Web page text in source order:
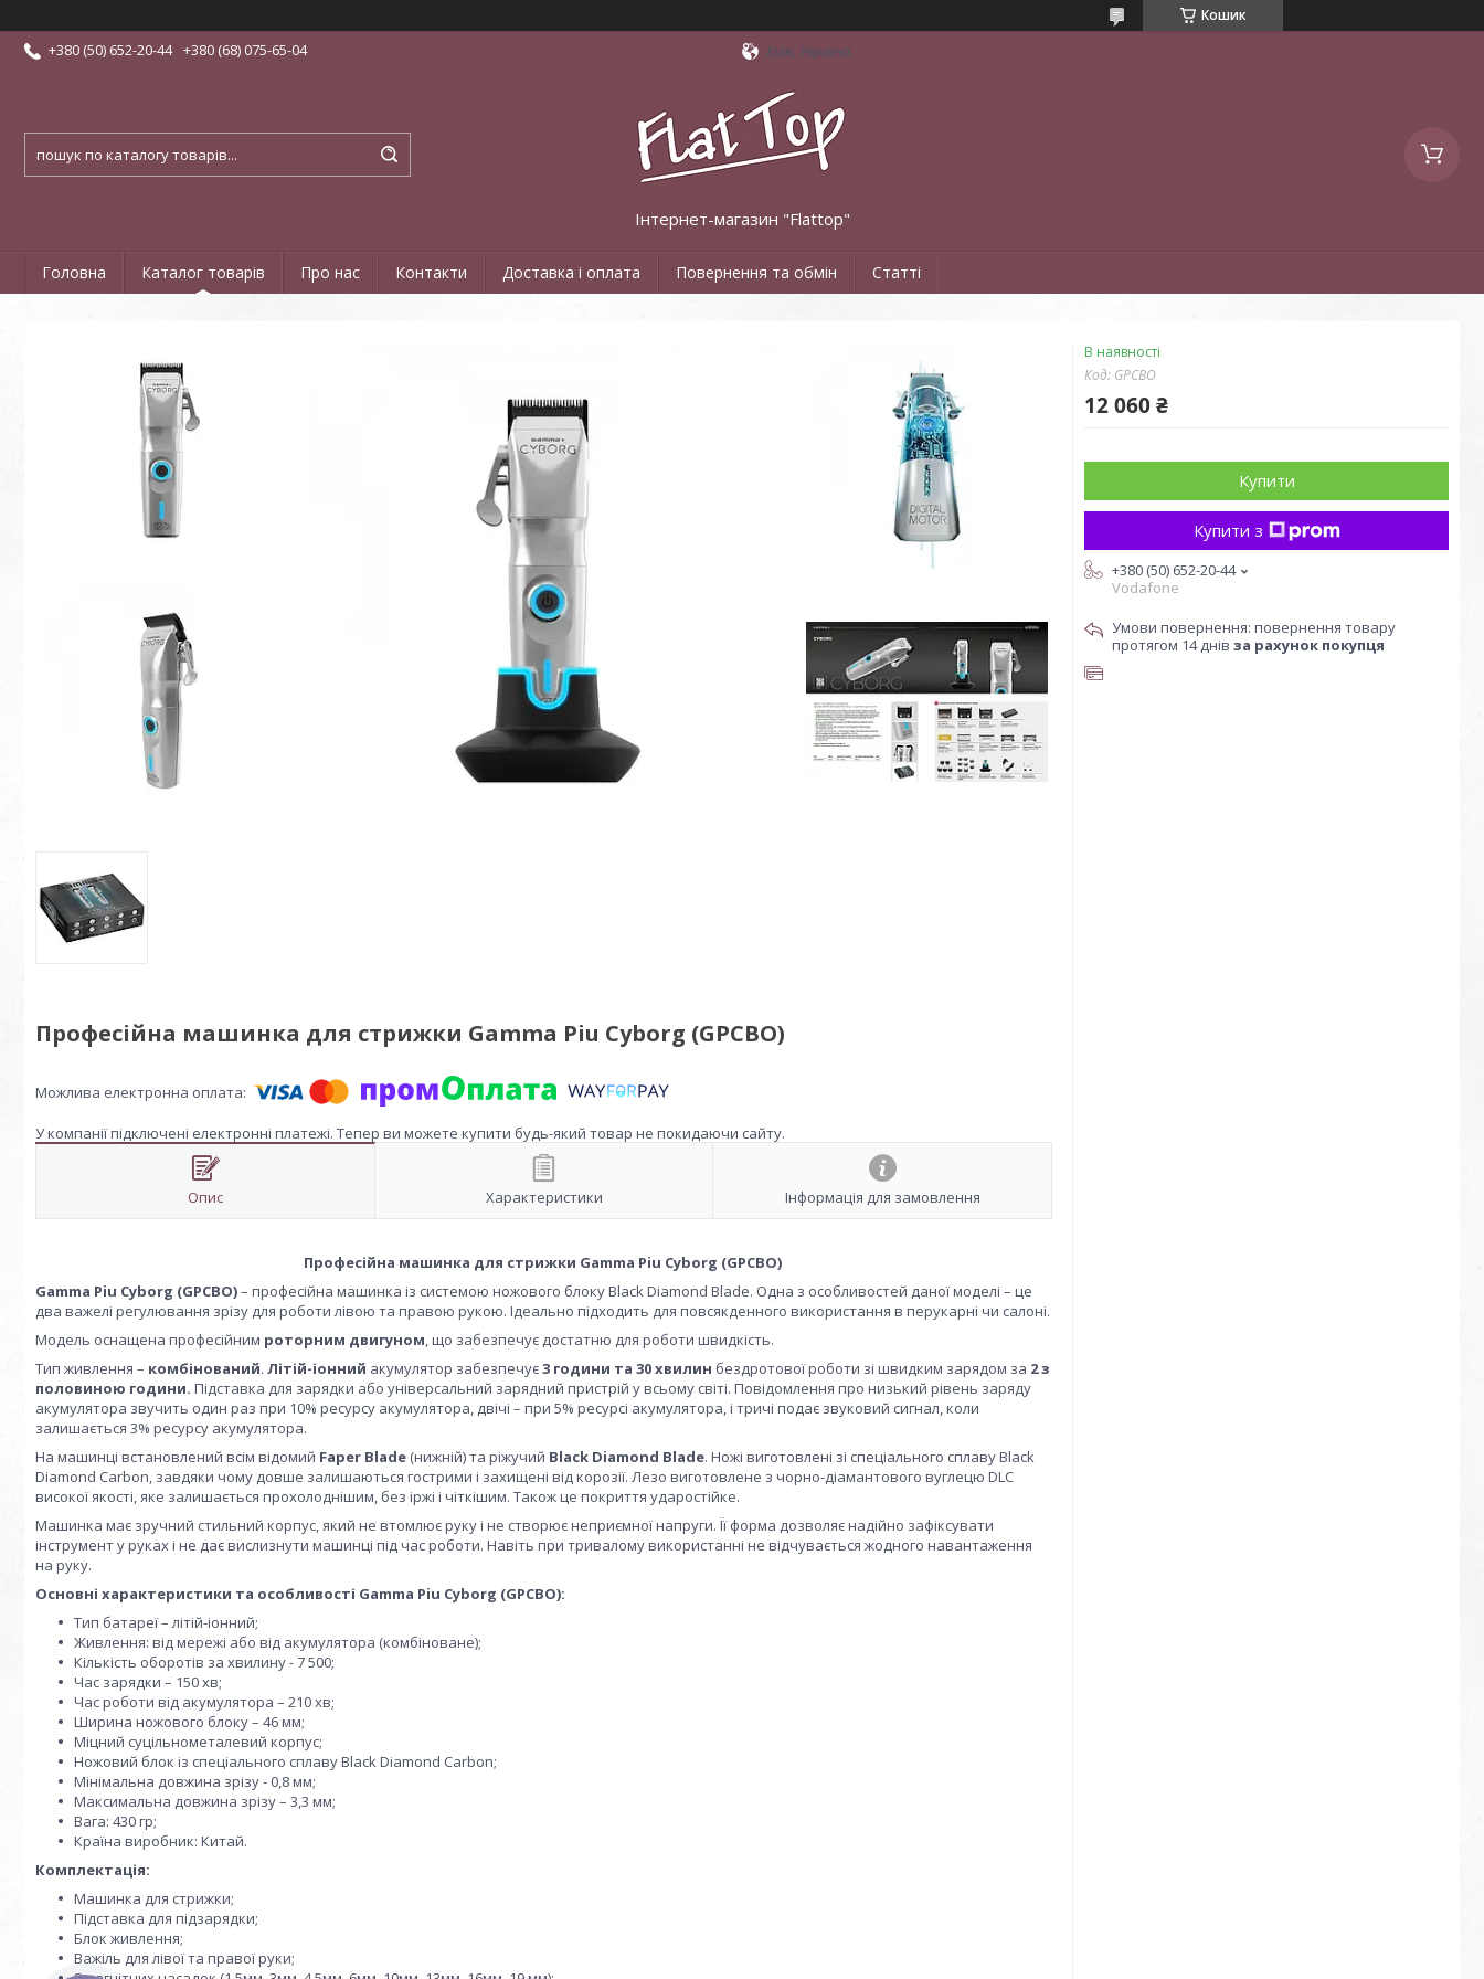
Кошик
+380 (50) 652-20-44 +380 (68) 075-65-04 Київ, Україна
Інтернет-магазин "Flattop"
Головна Каталог товарів Про нас Контакти Доставка і оплата Повернення та обмін Статті
Професійна машинка для стрижки Gamma Piu Cyborg (GPCBO)
У компанії підключені електронні платежі. Тепер ви можете купити будь-який товар не покидаючи сайту.
Опис Характеристики Інформація для замовлення
Професійна машинка для стрижки Gamma Piu Cyborg (GPCBO)
Gamma Piu Cyborg (GPCBO)– професійна машинка із системою ножового блоку Black Diamond Blade. Одна з особливостей даної моделі – це
два важелі регулювання зрізу для роботи лівою та правою рукою. Ідеально підходить для повсякденного використання в перукарні чи салоні.
Модель оснащена професійним роторним двигуном, що забезпечує достатню для роботи швидкість.
Тип живлення – комбінований. Літій-іонний акумулятор забезпечує3 години та 30 хвилин бездротової роботи зі швидким зарядом за 2 з
половиною години. Підставка для зарядки або універсальний зарядний пристрій у всьому світі. Повідомлення про низький рівень заряду
акумулятора звучить один раз при 10% ресурсу акумулятора, двічі – при 5% ресурсі акумулятора, і тричі подає звуковий сигнал, коли
залишається 3% ресурсу акумулятора.
На машинці встановлений всім відомий Faper Blade (нижній) та ріжучий Black Diamond Blade. Ножі виготовлені зі спеціального сплаву Black
Diamond Carbon, завдяки чому довше залишаються гострими і захищені від корозії. Лезо виготовлене з чорно-діамантового вуглецю DLC
високої якості, яке залишається прохолоднішим, без іржі і чіткішим. Також це покриття ударостійке.
Машинка має зручний стильний корпус, який не втомлює руку і не створює неприємної напруги. Її форма дозволяє надійно зафіксувати
інструмент у руках і не дає вислизнути машинці під час роботи. Навіть при тривалому використанні не відчувається жодного навантаження
на руку.
Основні характеристики та особливості Gamma Piu Cyborg (GPCBO):
Тип батареї – літій-іонний;
Живлення: від мережі або від акумулятора (комбіноване);
Кількість оборотів за хвилину - 7 500;
Час зарядки – 150 хв;
Час роботи від акумулятора – 210 хв;
Ширина ножового блоку – 46 мм;
Міцний суцільнометалевий корпус;
Ножовий блок із спеціального сплаву Black Diamond Carbon;
Мінімальна довжина зрізу - 0,8 мм;
Максимальна довжина зрізу – 3,3 мм;
Вага: 430 гр;
Країна виробник: Китай.
Комплектація:
Машинка для стрижки;
Підставка для підзарядки;
Блок живлення;
Важіль для лівої та правої руки;
В наявності
Код: GPCBO
12 060 ₴
Купити
Купити з
+380 (50) 652-20-44
Vodafone
повернення товару
протягом 14 днів за рахунок покупця